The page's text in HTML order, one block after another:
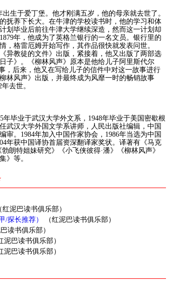
生于爱丁堡。他才刚满五岁，他的母亲就去世了。
抚养下长大。在牛津的学校读书时，他的学习和体
划毕业后前往牛津大学继续深造，然而这一计划却
年，他成为了英格兰银行的一名文员。银行里的
，格雷厄姆开始写作，其作品很快就发表问世。
异教徒的文件》出版，紧接着，他又出版了两部选
子》。《柳林风声》原本是他给儿子阿里斯代尔
，后来，他又在写给儿子的信件中对这一故事进行
林风声》出版，并最终成为风靡一时的畅销故事
年去世。
年毕业于武汉大学外文系，1948年毕业于美国密歇根
武汉大学外国文学系讲师，人民出版社编辑，中国
审。1984年加入中国作家协会，1986年当选为中国
年获中国译协首届资深翻译家奖状。译著有《马克
朗特姐妹研究》《小飞侠彼得·潘》《柳林风声》
》等。
红泥巴读书俱乐部）
/探长推荐）
（红泥巴读书俱乐部）
读书俱乐部）
泥巴读书俱乐部）
泥巴读书俱乐部）